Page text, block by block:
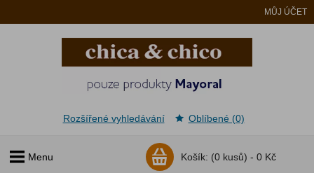
MŮJ ÚČET
Menu Košík: (0 kusů) - 0 Kč
Rozšířené vyhledávání Oblíbené (0)